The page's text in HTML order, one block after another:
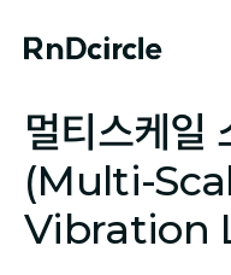
멀티스케일
(Multi-
Vibration